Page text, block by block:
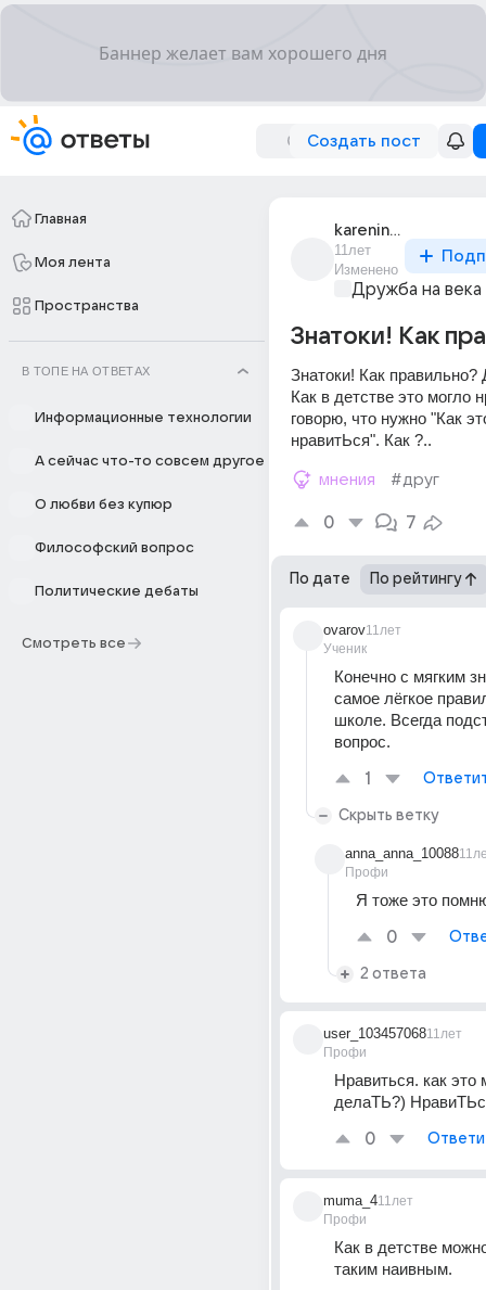
Создать пост
Главная
Моя лента
Пространства
В ТОПЕ НА ОТВЕТАХ
Информационные технологии
А сейчас что-то совсем другое
О любви без купюр
Философский вопрос
Политические дебаты
Смотреть все
karenina_17
11лет
Изменено
Дружба на века
Знатоки! Как
Знатоки! Как правильно?
Как в детстве это могло
говорю, что нужно "Как
нравитЬся". Как ?..
мнения #друг
0 7
По дате По рейтингу
ovarov
Ученик
11лет
Конечно с мягким
самое лёгкое
школе. Всегда
вопрос.
1
Скрыть ветку
anna_anna_10088
Профи
Я тоже это
0
2 ответа
user_103457068
Профи
11лет
Нравиться. как это
делаТЬ?)
0
muma_4
Профи
11лет
Как в детстве
таким наивным.